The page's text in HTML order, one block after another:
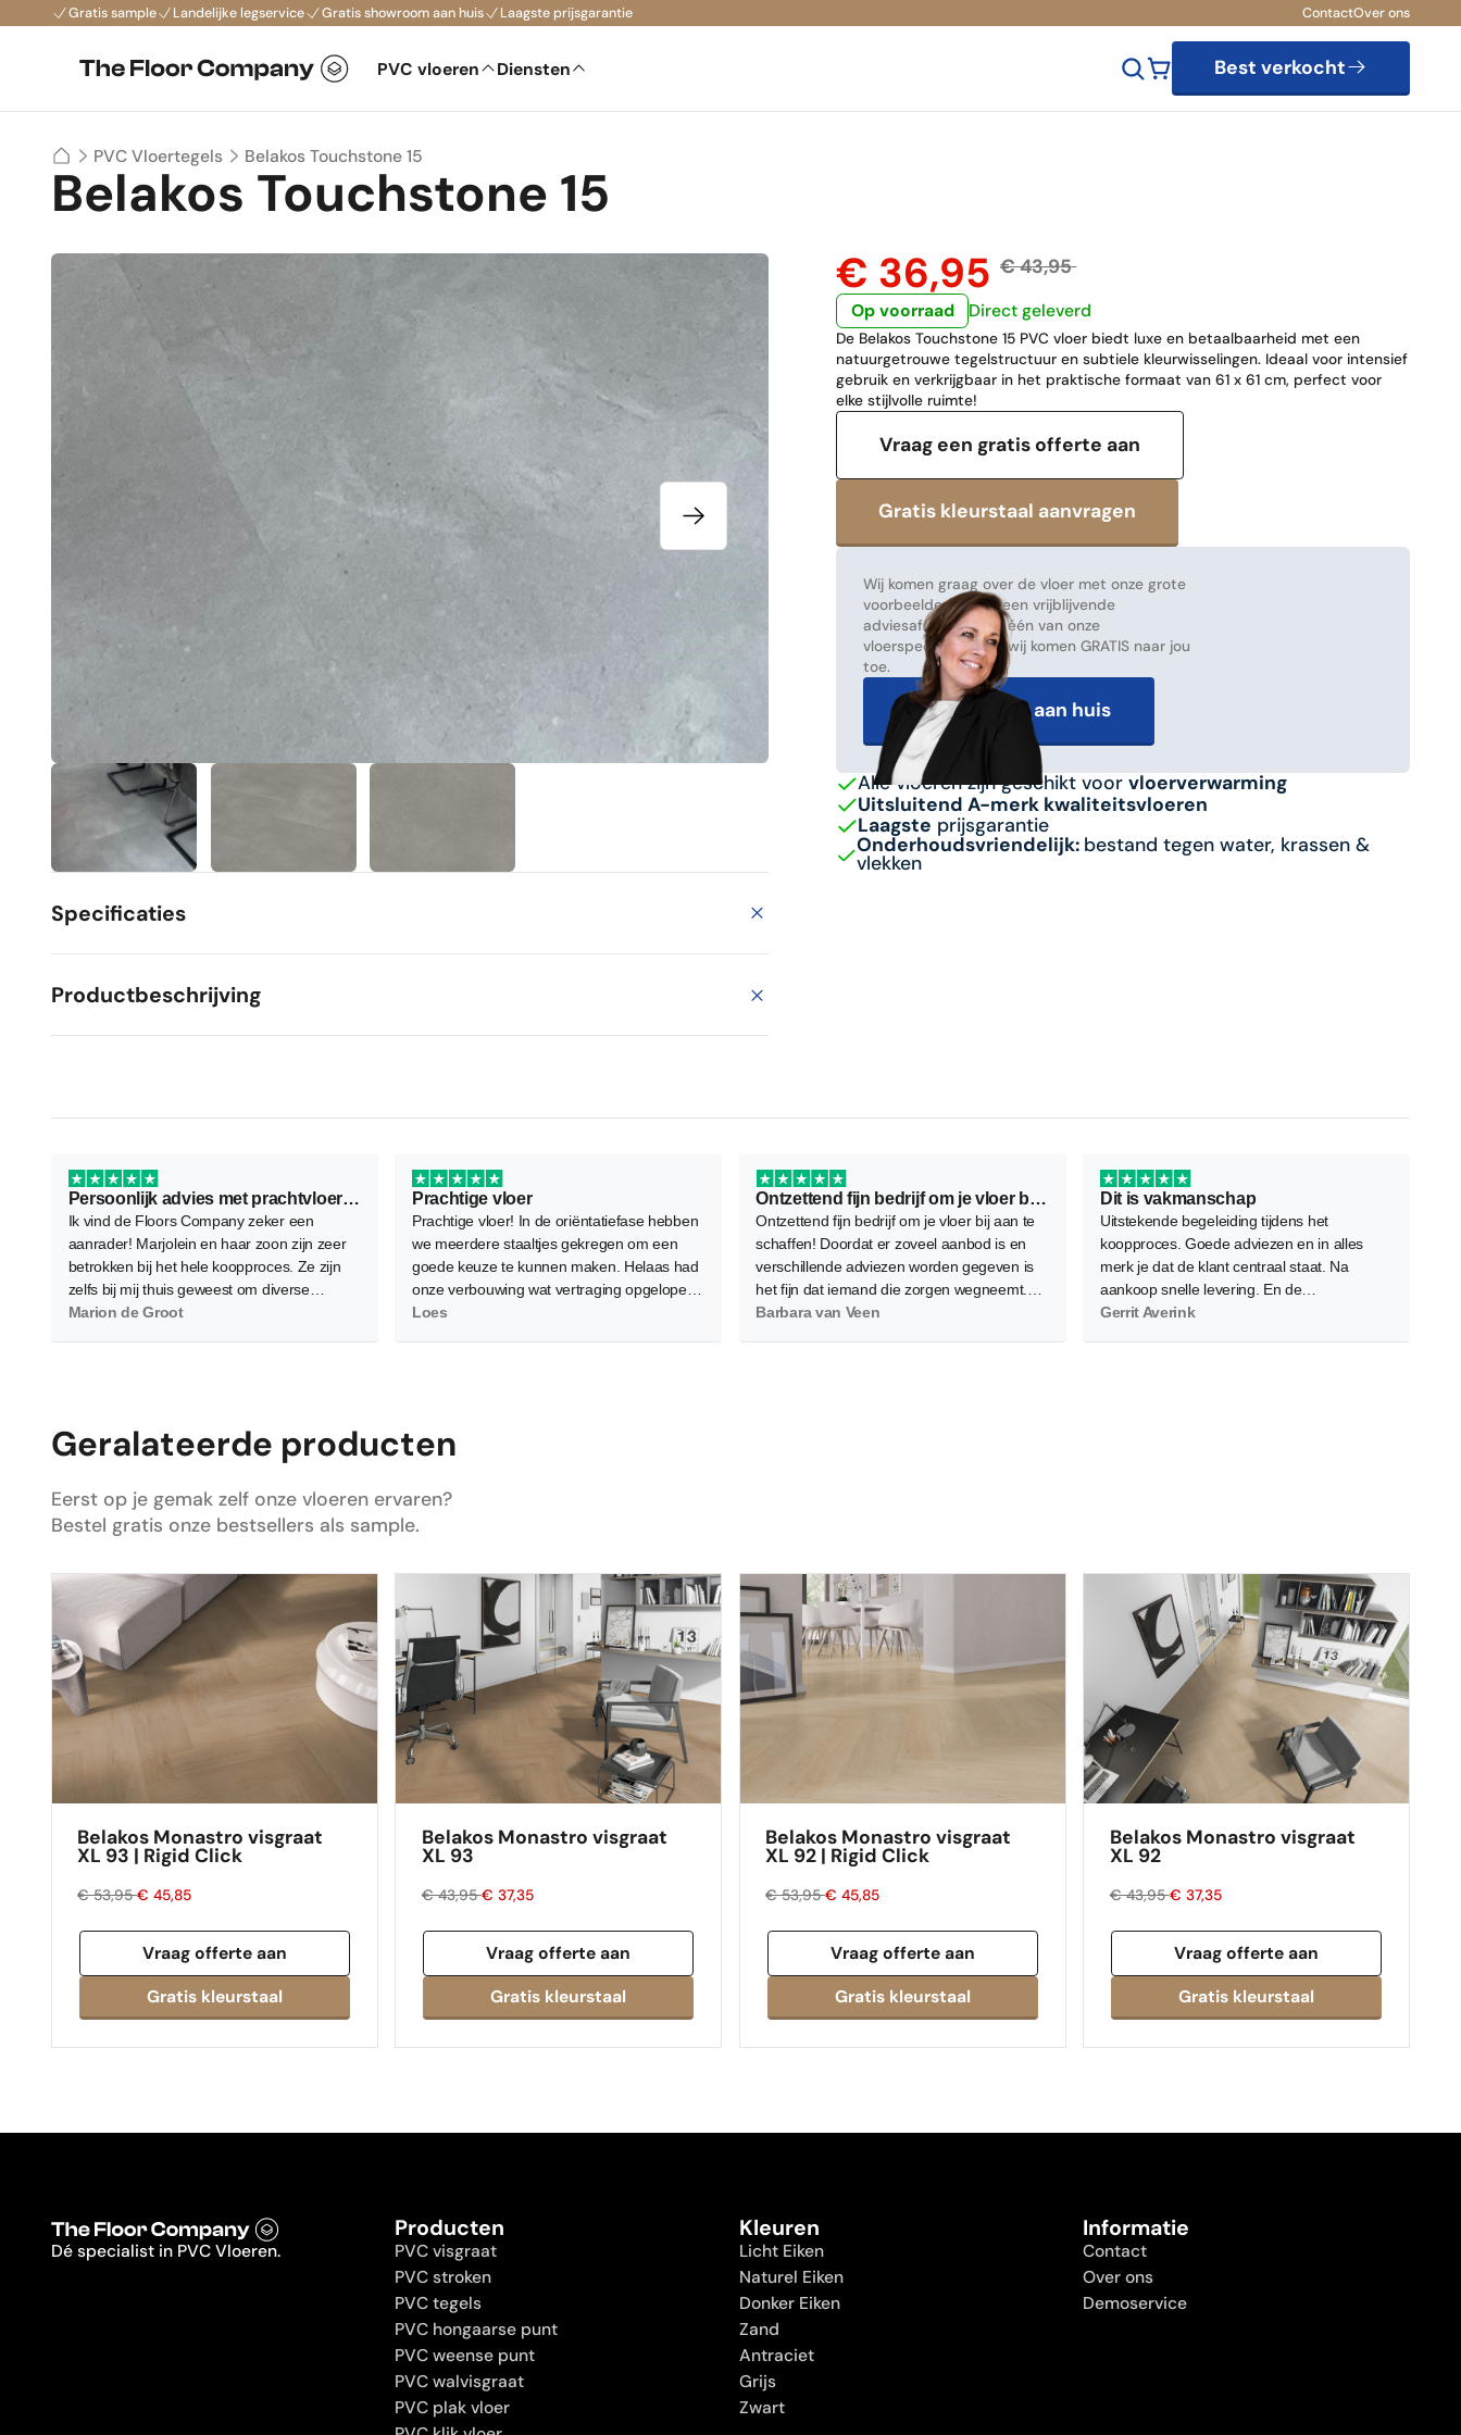
Gratis sample Landelijke legservice Gratis showroom aan huis Laagste prijsgarantie ContactOver ons
PVC vloeren Diensten Best verkocht
PVC Vloertegels Belakos Touchstone 15
Belakos Touchstone 15
Specificaties
Productbeschrijving
€ 36,95€ 43,95
Op voorraad Direct geleverd
De Belakos Touchstone 15 PVC vloer biedt luxe en betaalbaarheid met een
natuurgetrouwe tegelstructuur en subtiele kleurwisselingen. Ideaal voor intensief
gebruik en verkrijgbaar in het praktische formaat van 61 x 61 cm, perfect voor
elke stijlvolle ruimte!
Vraag een gratis offerte aan
Wij komen graag over de vloer met onze grote
voorbeelden! Maak een vrijblijvende
adviesafspraak met één van onze
vloerspecialisten en wij komen GRATIS naar jou
toe.
Gratis advies aan huis
Alle vloeren zijn geschikt voor vloerverwarming
Uitsluitend A-merk kwaliteitsvloeren
Laagste prijsgarantie
Onderhoudsvriendelijk: bestand tegen water, krassen &
vlekken
Persoonlijk advies met prachtvloer als resultaat
Ik vind de Floors Company zeker een
aanrader! Marjolein en haar zoon zijn zeer
betrokken bij het hele koopproces. Ze zijn
zelfs bij mij thuis geweest om diverse
vloeren te demonstreren waarbij ze flink wat
belangrijkste, ben ik super tevreden en blij
met de nieuwe PVC vloer! Hij is heel netjes
ons huis. Dus ik zou de volgende keer zeker
weer mijn vloer bestellen via Floors
Company.
Marion de Groot
Prachtige vloer
Prachtige vloer! In de oriëntatiefase hebben
we meerdere staaltjes gekregen om een
goede keuze te kunnen maken. Helaas had
onze verbouwing wat vertraging opgelopen
waardoor de legafspraak verplaatst moest
Loes
Ontzettend fijn bedrijf om je vloer bij…
Ontzettend fijn bedrijf om je vloer bij aan te
schaffen! Doordat er zoveel aanbod is en
verschillende adviezen worden gegeven is
het fijn dat iemand die zorgen wegneemt.
Als service kwam Marjolein met diverse
Barbara van Veen
Dit is vakmanschap
Uitstekende begeleiding tijdens het
koopproces. Goede adviezen en in alles
merk je dat de klant centraal staat. Na
aankoop snelle levering. En de
vloerenleggers bleken zeer vakbekwaam.
Gerrit Averink
Geralateerde producten
Eerst op je gemak zelf onze vloeren ervaren?
Bestel gratis onze bestsellers als sample.
Belakos Monastro visgraat
XL 93 | Rigid Click
€ 53,95€ 45,85
Vraag offerte aan
Belakos Monastro visgraat
XL 93
€ 43,95€ 37,35
Vraag offerte aan
Belakos Monastro visgraat
XL 92 | Rigid Click
€ 53,95€ 45,85
Vraag offerte aan
Belakos Monastro visgraat
XL 92
€ 43,95€ 37,35
Vraag offerte aan
Dé specialist in PVC Vloeren.
Producten
PVC visgraat
PVC stroken
PVC tegels
PVC hongaarse punt
PVC weense punt
PVC walvisgraat
PVC plak vloer
Kleuren
Licht Eiken
Naturel Eiken
Donker Eiken
Zand
Antraciet
Grijs
Zwart
Informatie
Contact
Over ons
Demoservice